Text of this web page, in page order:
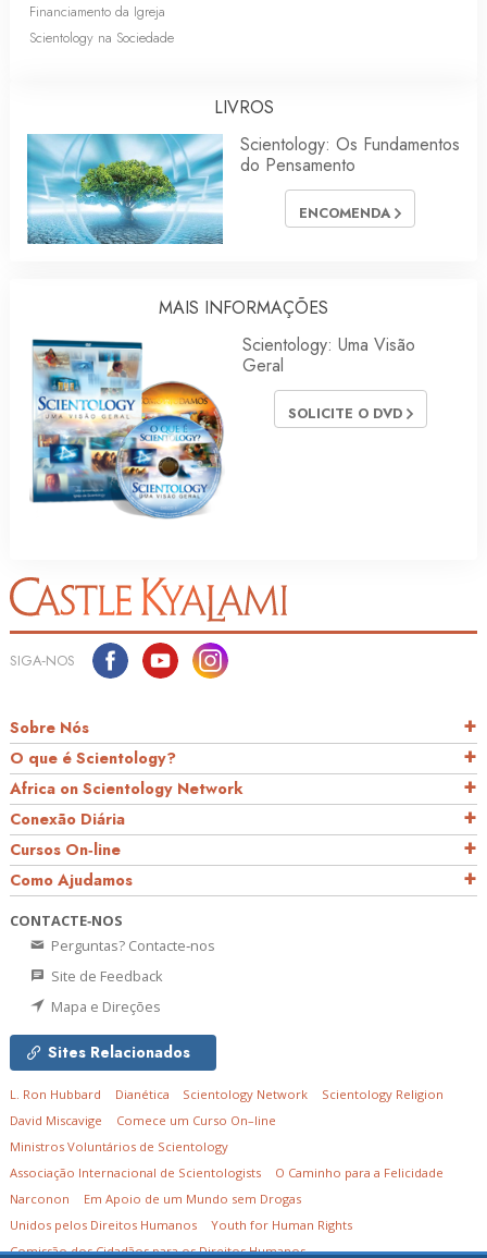
Financiamento da Igreja
Scientology na Sociedade
LIVROS
Scientology: Os Fundamentos
do Pensamento
ENCOMENDA
MAIS INFORMAÇÕES
Scientology: Uma Visão
Geral
SOLICITE O DVD
SIGA‑NOS
Sobre Nós
O que é Scientology?
Africa on Scientology Network
Conexão Diária
Cursos On‑line
Como Ajudamos
CONTACTE‑NOS
Perguntas? Contacte‑nos
Site de Feedback
Mapa e Direções
Sites Relacionados
L. Ron Hubbard Dianética Scientology Network
Scientology Religion
David Miscavige
Comece um Curso On–line
Ministros Voluntários de Scientology
Associação Internacional de Scientologists
O Caminho para a Felicidade
Narconon
Em Apoio de um Mundo sem Drogas
Unidos pelos Direitos Humanos
Youth for Human Rights
Comissão dos Cidadãos para os Direitos Humanos